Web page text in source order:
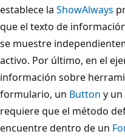
establece la ShowAlways
que el texto de
se muestre
activo. Por último, en el
información sobre
formulario, un Button y un
requiere que el método
encuentre dentro de un